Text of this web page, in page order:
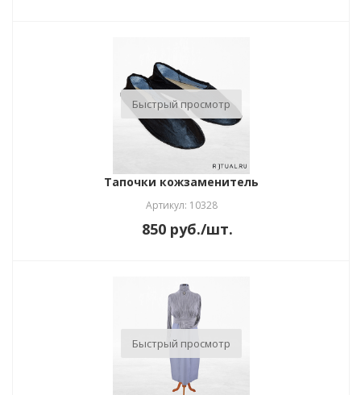
Быстрый просмотр
Тапочки кожзаменитель
Артикул: 10328
850руб./шт.
Быстрый просмотр